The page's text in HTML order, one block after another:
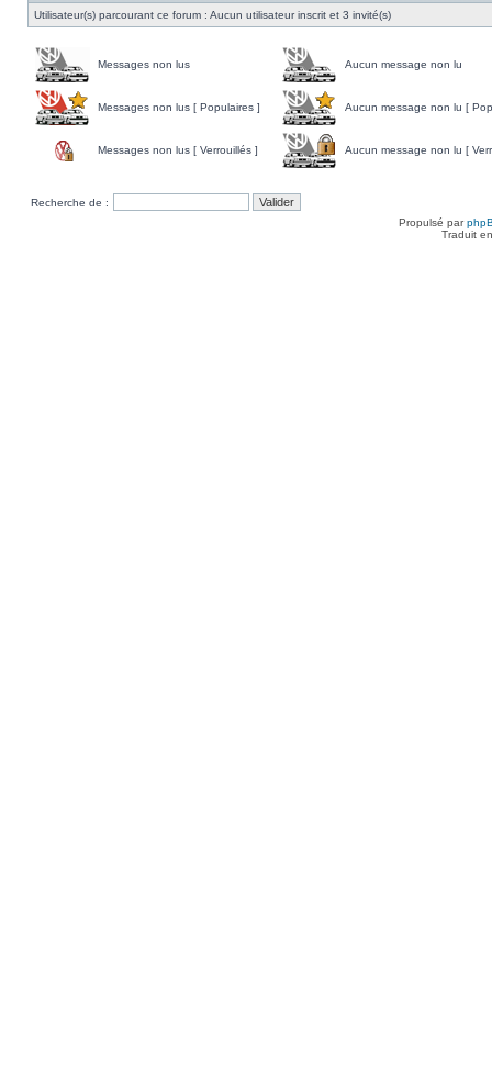
Utilisateur(s) parcourant ce forum : Aucun utilisateur inscrit et 3 invité(s)
Messages non lus Aucun message non lu
Messages non lus [ Populaires ] Aucun message non lu [
Messages non lus [ Verrouillés ] Aucun message non lu [
Recherche de :
Propulsé par
Traduit